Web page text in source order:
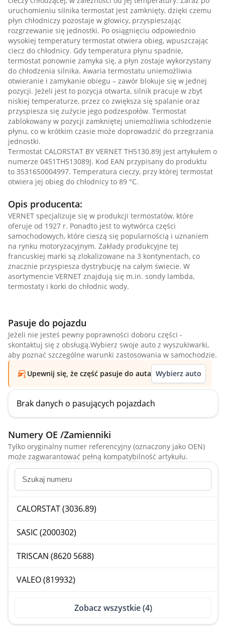
uruchomieniu silnika termostat jest zamknięty, dzięki czemu
płyn chłodniczy pozostaje w głowicy, przyspieszając
rozgrzewanie się jednostki. Po osiągnięciu odpowiednio
wysokiej temperatury termostat otwiera obieg, wpuszczając
ciecz do chłodnicy. Gdy temperatura płynu spadnie,
termostat ponownie zamyka się, a płyn zostaje wykorzystany
do chłodzenia silnika. Awaria termostatu uniemożliwia
otwieranie i zamykanie obiegu – zawór blokuje się w jednej
pozycji. Jeżeli jest to pozycja otwarta, silnik pracuje w zbyt
niskiej temperaturze, przez co zwiększa się spalanie oraz
przyspiesza się zużycie jego podzespołów. Termostat
zablokowany w pozycji zamkniętej uniemożliwia schłodzenie
płynu, co w krótkim czasie może doprowadzić do przegrzania
jednostki.
Termostat CALORSTAT BY VERNET TH5130.89J jest artykułem o
numerze 0451TH513089J. Kod EAN przypisany do produktu
to 3531650004997. Temperatura cieczy, przy której termostat
otwiera jej obieg do chłodnicy to 89 °C.
Opis producenta:
VERNET specjalizuje się w produkcji termostatów, które
oferuje od 1927 r. Ponadto jest to wytwórca części
samochodowych, które cieszą się popularnością i uznaniem
na rynku motoryzacyjnym. Zakłady produkcyjne tej
francuskiej marki są zlokalizowane na 3 kontynentach, co
znacznie przyspiesza dystrybucję na całym świecie. W
asortymencie VERNET znajdują się m.in. sondy lambda,
termostaty i korki do chłodnic wody.
Pasuje do pojazdu
Jeżeli nie jesteś pewny poprawności doboru części -
skontaktuj się z obsługą.Wybierz swoje auto z wyszukiwarki,
aby poznać szczególne warunki zastosowania w samochodzie.
Upewnij się, że część pasuje do auta Wybierz auto
Brak danych o pasujących pojazdach
Numery OE /Zamienniki
Tylko oryginalny numer referencyjny (oznaczony jako OEN)
może zagwarantować pełną kompatybilność artykułu.
CALORSTAT (3036.89)
SASIC (2000302)
TRISCAN (8620 5688)
VALEO (819932)
Zobacz wszystkie (4)